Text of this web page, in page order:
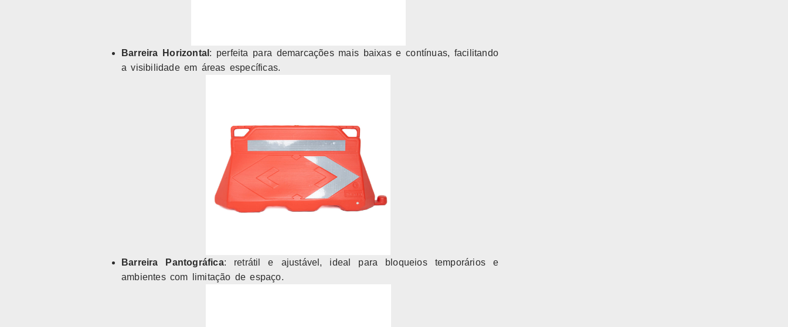
Barreira Horizontal : perfeita para demarcações mais baixas e contínuas, facilitando
a visibilidade em áreas específicas.
Barreira Pantográfica: retrátil e ajustável, ideal para bloqueios temporários e
ambientes com limitação de espaço.